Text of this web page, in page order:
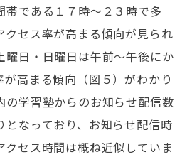
帯である１７時～２３時で多
クセス率が高まる傾向が見られ
曜日・日曜日は午前～午後にか
が高まる傾向（図５）がわかり
の学習塾からのお知らせ配信数
となっており、お知らせ配信時
クセス時間は概ね近似していま